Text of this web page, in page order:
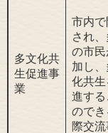
多文化共
生促進事
業
市内で
され、
の市民
加し、
化共生
進する
のでき
際交